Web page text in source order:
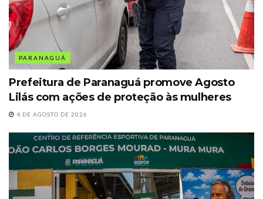
PARANAGUÁ
Prefeitura de Paranaguá promove Agosto
Lilás com ações de proteção às mulheres
4 DE AGOSTO DE 2026